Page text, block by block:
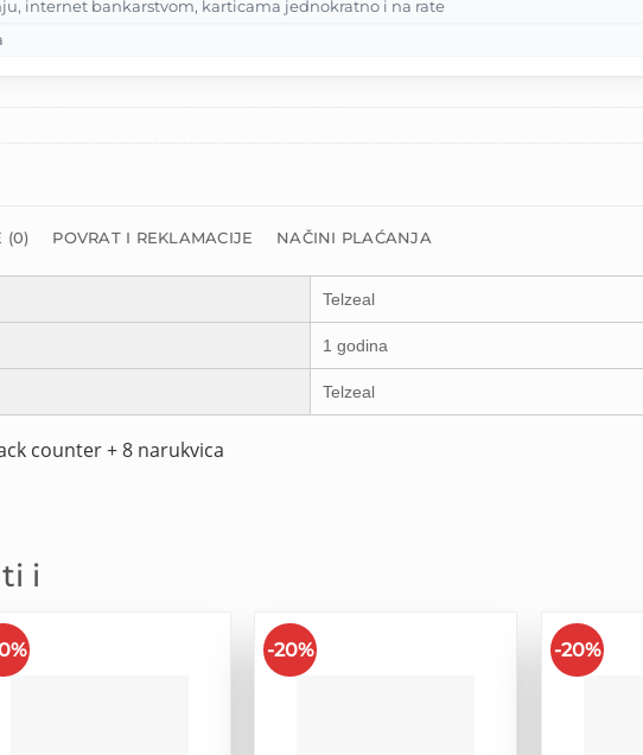
internet bankarstvom, karticama jednokratno i na rate
(0) POVRAT I REKLAMACIJE NAČINI PLAĆANJA
Telzeal
1 godina
Telzeal
counter + 8 narukvica
i
-20% -20%